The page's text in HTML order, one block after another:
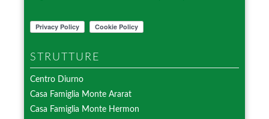
STRUTTURE
Centro Diurno
Casa Famiglia Monte Ararat
Casa Famiglia Monte Hermon